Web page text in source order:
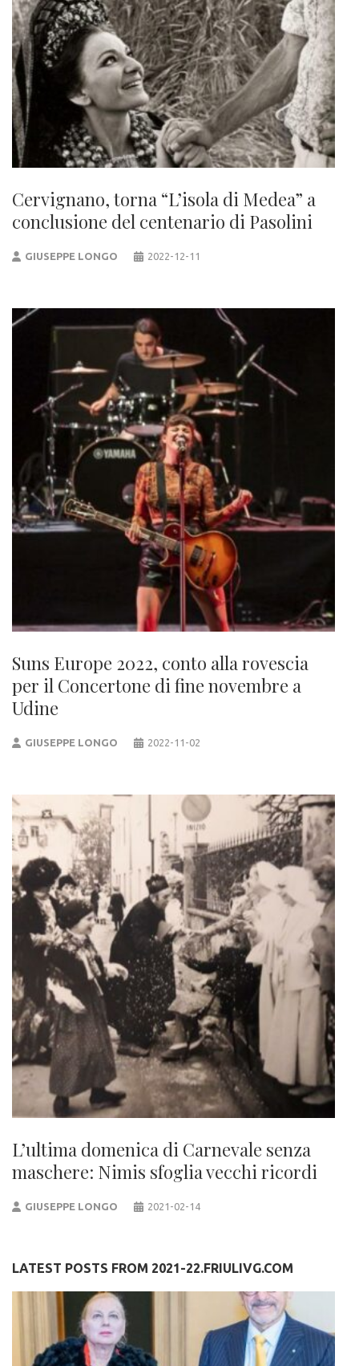
Cervignano, torna “L’isola di Medea” a
conclusione del centenario di Pasolini
GIUSEPPE LONGO 2022-12-11
Suns Europe 2022, conto alla rovescia
per il Concertone di fine novembre a
Udine
GIUSEPPE LONGO 2022-11-02
L’ultima domenica di Carnevale senza
maschere: Nimis sfoglia vecchi ricordi
GIUSEPPE LONGO 2021-02-14
LATEST POSTS FROM 2021-22.FRIULIVG.COM